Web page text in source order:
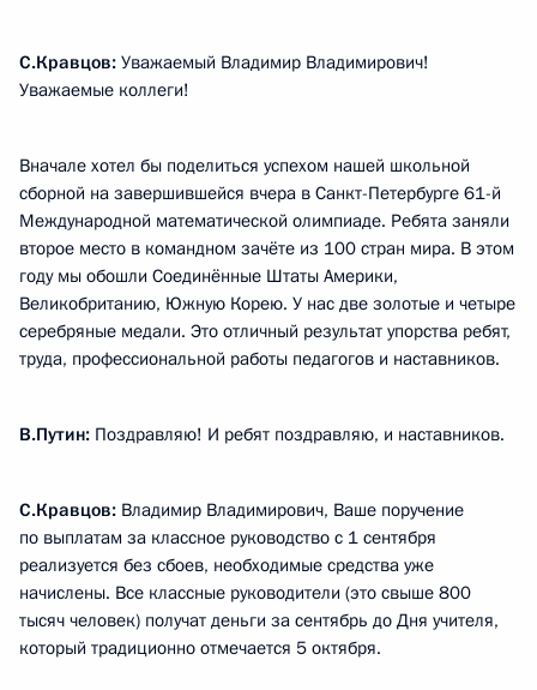
С.Кравцов: Уважаемый Владимир Владимирович!
Уважаемые коллеги!
Вначале хотел бы поделиться успехом нашей школьной
сборной на завершившейся вчера в Санкт-Петербурге 61-й
Международной математической олимпиаде. Ребята заняли
второе место в командном зачёте из 100 стран мира. В этом
году мы обошли Соединённые Штаты Америки,
Великобританию, Южную Корею. У нас две золотые и четыре
серебряные медали. Это отличный результат упорства ребят,
труда, профессиональной работы педагогов и наставников.
В.Путин: Поздравляю! И ребят поздравляю, и наставников.
С.Кравцов: Владимир Владимирович, Ваше поручение
по выплатам за классное руководство с 1 сентября
реализуется без сбоев, необходимые средства уже
начислены. Все классные руководители (это свыше 800
тысяч человек) получат деньги за сентябрь до Дня учителя,
который традиционно отмечается 5 октября.